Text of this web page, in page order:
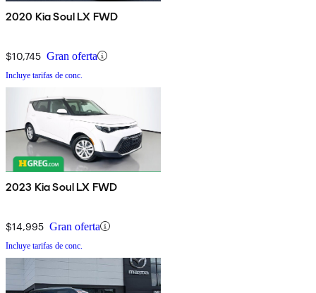
2020 Kia Soul LX FWD
$10,745 Gran oferta
Incluye tarifas de conc.
2023 Kia Soul LX FWD
$14,995 Gran oferta
Incluye tarifas de conc.